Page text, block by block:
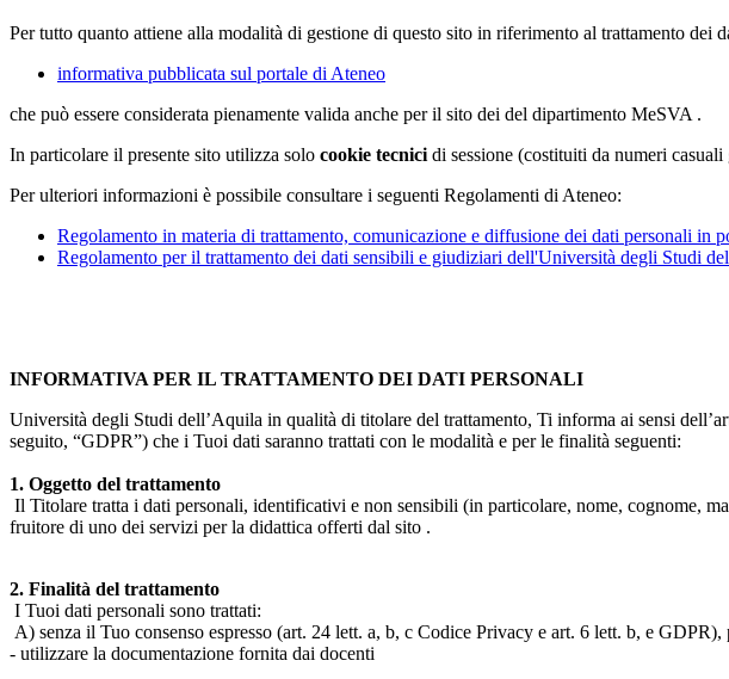
Per tutto quanto attiene alla modalità di gestione di questo sito in riferimento al trattamento
informativa pubblicata sul portale di Ateneo
che può essere considerata pienamente valida anche per il sito dei del dipartimento MeSVA .
In particolare il presente sito utilizza solo cookie tecnici di sessione (costituiti da numeri
Per ulteriori informazioni è possibile consultare i seguenti Regolamenti di Ateneo:
Regolamento in materia di trattamento, comunicazione e diffusione dei dati personali in
Regolamento per il trattamento dei dati sensibili e giudiziari dell'Università degli Studi
INFORMATIVA PER IL TRATTAMENTO DEI DATI PERSONALI
Università degli Studi dell’Aquila in qualità di titolare del trattamento, Ti informa ai sensi
seguito, “GDPR”) che i Tuoi dati saranno trattati con le modalità e per le finalità seguenti:
1. Oggetto del trattamento
Il Titolare tratta i dati personali, identificativi e non sensibili (in particolare, nome, cognome,
fruitore di uno dei servizi per la didattica offerti dal sito .
2. Finalità del trattamento
I Tuoi dati personali sono trattati:
A) senza il Tuo consenso espresso (art. 24 lett. a, b, c Codice Privacy e art. 6 lett. b, e
- utilizzare la documentazione fornita dai docenti